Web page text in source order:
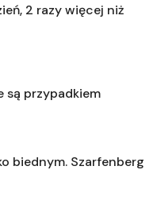
2 razy więcej niż
są przypadkiem
biednym. Szarfenberg